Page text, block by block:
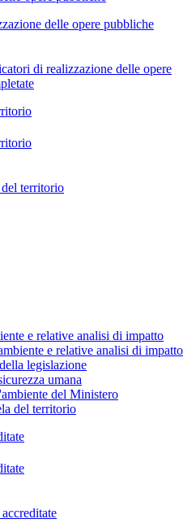
delle opere pubbliche
di realizzazione delle opere
territorio
e relative analisi di impatto
e relative analisi di impatto
legislazione
umana
del Ministero
del territorio